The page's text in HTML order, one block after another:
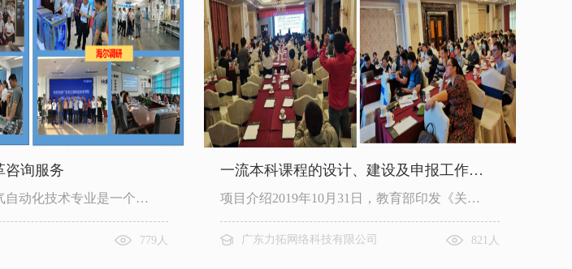
咨询服务
自动化技术专业是一个…
779人
一流本科课程的设计、建设及申报工作…
项目介绍2019年10月31日，教育部印发《关…
广东力拓网络科技有限公司 821人